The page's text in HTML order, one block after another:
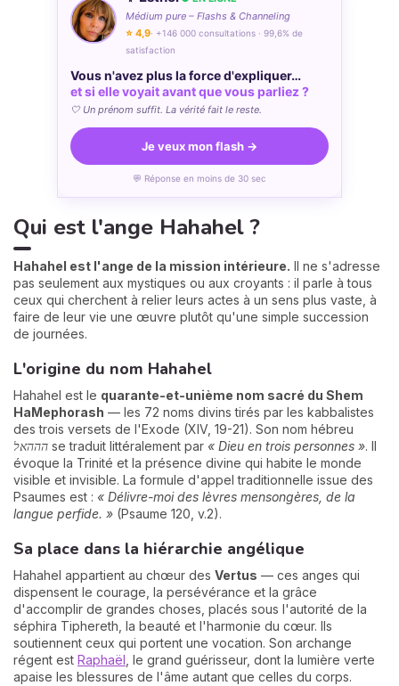
Médium pure – Flashs & Channeling
⭐ 4,9· +146 000 consultations · 99,6% de
satisfaction
Vous n'avez plus la force d'expliquer…
et si elle voyait avant que vous parliez ?
🤍 Un prénom suffit. La vérité fait le reste.
Je veux mon flash →
💬 Réponse en moins de 30 sec
Qui est l'ange Hahahel ?
Hahahel est l'ange de la mission intérieure. Il ne s'adresse
pas seulement aux mystiques ou aux croyants : il parle à tous
ceux qui cherchent à relier leurs actes à un sens plus vaste, à
faire de leur vie une œuvre plutôt qu'une simple succession
de journées.
L'origine du nom Hahahel
Hahahel est le quarante-et-unième nom sacré du Shem
HaMephorash — les 72 noms divins tirés par les kabbalistes
des trois versets de l'Exode (XIV, 19-21). Son nom hébreu
הההאל se traduit littéralement par « Dieu en trois personnes ». Il
évoque la Trinité et la présence divine qui habite le monde
visible et invisible. La formule d'appel traditionnelle issue des
Psaumes est : « Délivre-moi des lèvres mensongères, de la
langue perfide. » (Psaume 120, v.2).
Sa place dans la hiérarchie angélique
Hahahel appartient au chœur des Vertus — ces anges qui
dispensent le courage, la persévérance et la grâce
d'accomplir de grandes choses, placés sous l'autorité de la
séphira Tiphereth, la beauté et l'harmonie du cœur. Ils
soutiennent ceux qui portent une vocation. Son archange
régent est Raphaël , le grand guérisseur, dont la lumière verte
apaise les blessures de l'âme autant que celles du corps.